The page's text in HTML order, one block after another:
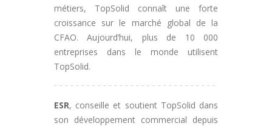
métiers, TopSolid connaît une forte
croissance sur le marché global de la
CFAO. Aujourd’hui, plus de 10 000
entreprises dans le monde utilisent
TopSolid.
ESR, conseille et soutient TopSolid dans
son développement commercial depuis